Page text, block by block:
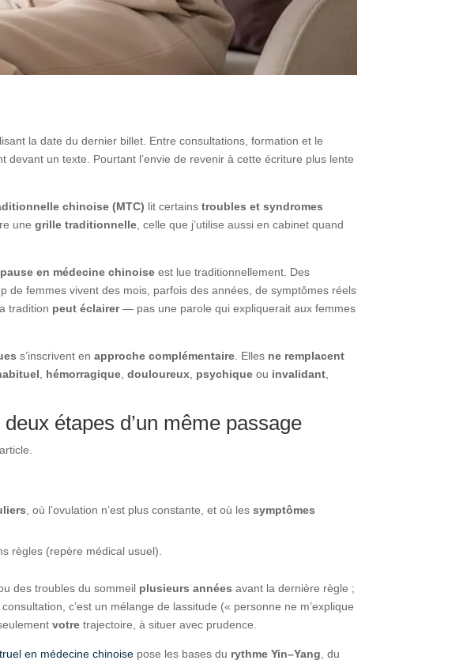
la date du dernier billet. Entre consultations, formation et le
un texte. Pourtant l’envie de revenir à cette écriture plus lente
chinoise (MTC) lit certainstroubles et syndromes
unegrille traditionnelle , celle que j’utilise aussi en cabinet quand
en médecine chinoise est lue traditionnellement. Des
de femmes vivent des mois, parfois des années, de symptômes réels
tradition peut éclairer— pas une parole qui expliquerait aux femmes
s’inscrivent enapproche complémentaire . Elles ne remplacent
hémorragique ,douloureux psychique ou invalidant
étapes d’un même passage
, où l’ovulation n’est plus constante, et où lessymptômes
règles (repère médical usuel).
des troubles du sommeil plusieurs années avant la dernière règle ;
c’est un mélange de lassitude (« personne ne m’explique
votre trajectoire, à situer avec prudence.
en médecine chinoise pose les bases du rythme Yin–Yang , du